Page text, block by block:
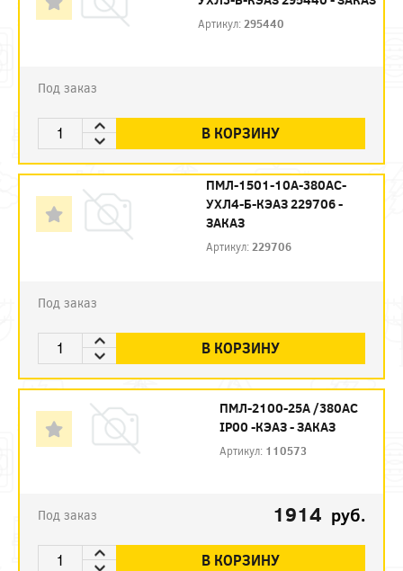
Артикул: 295440
Под заказ
В КОРЗИНУ
ПМЛ-1501-10А-380AC-
УХЛ4-Б-КЭАЗ 229706 -
ЗАКАЗ
Артикул: 229706
Под заказ
В КОРЗИНУ
ПМЛ-2100-25А /380АС
IP00 -КЭАЗ - ЗАКАЗ
Артикул: 110573
Под заказ 1914 руб.
В КОРЗИНУ